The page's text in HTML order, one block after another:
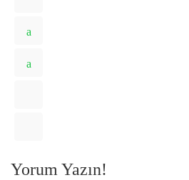
Yorum Yazın!